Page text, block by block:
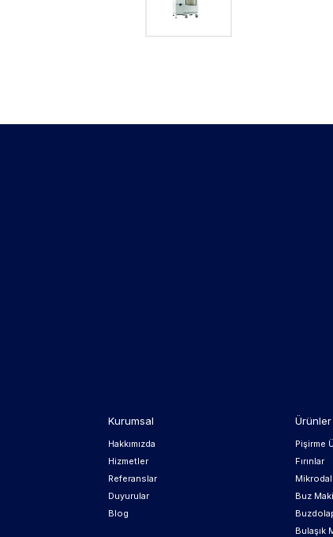
Kurumsal
Hakkımızda
Hizmetler
Referanslar
Duyurular
Blog
Ürünler
Pişirme
Fırınlar
Buz
Bulaşık